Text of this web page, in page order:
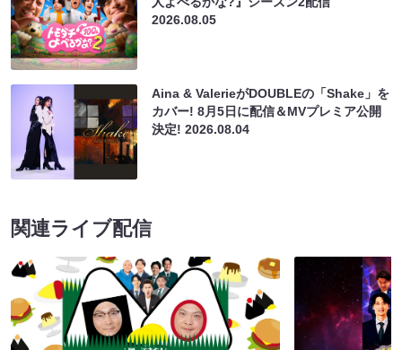
2026.08.05
Aina & ValerieがDOUBLEの「Shake」を
カバー! 8月5日に配信＆MVプレミア公開
決定!2026.08.04
関連ライブ配信